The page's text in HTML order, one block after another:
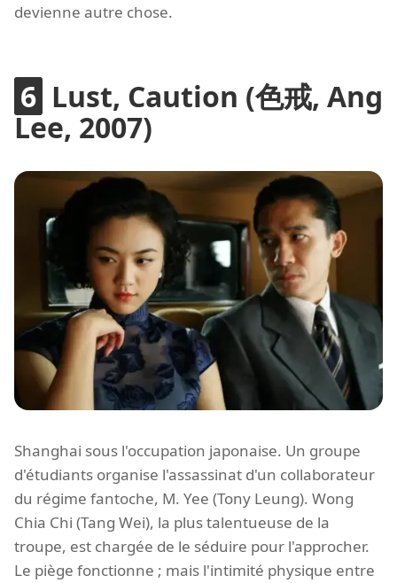
devienne autre chose.
Lust, Caution (色戒, Ang
Lee, 2007)
Shanghai sous l'occupation japonaise. Un groupe
d'étudiants organise l'assassinat d'un collaborateur
du régime fantoche, M. Yee (Tony Leung). Wong
Chia Chi (Tang Wei), la plus talentueuse de la
troupe, est chargée de le séduire pour l'approcher.
Le piège fonctionne ; mais l'intimité physique entre